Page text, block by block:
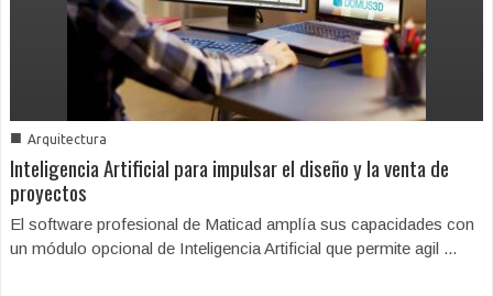
■ Arquitectura
Inteligencia Artificial para impulsar el diseño y la venta de
proyectos
El software profesional de Maticad amplía sus capacidades con
un módulo opcional de Inteligencia Artificial que permite agil ...